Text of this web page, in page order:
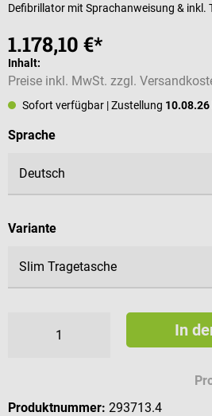
Defibrillator mit Sprachanweisung & inkl.
1.178,10 €*
Inhalt:
Preise inkl. MwSt. zzgl.
Sofort verfügbar | Zustellung 10.08.26
Spracheauswählen
Varianteauswählen
In
Produktnummer: 293713.4